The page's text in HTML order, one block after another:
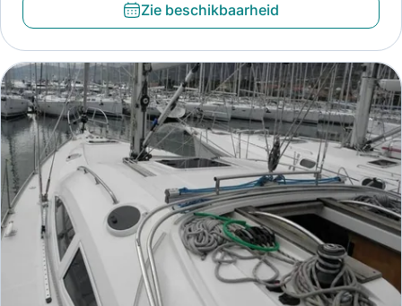
Zie beschikbaarheid